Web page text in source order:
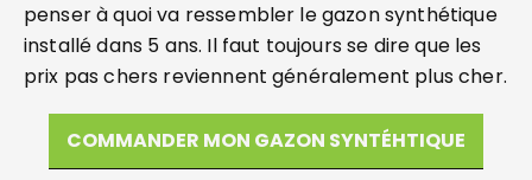
penser à quoi va ressembler le gazon synthétique
installé dans 5 ans. Il faut toujours se dire que les
prix pas chers reviennent généralement plus cher.
COMMANDER MON GAZON SYNTÉHTIQUE